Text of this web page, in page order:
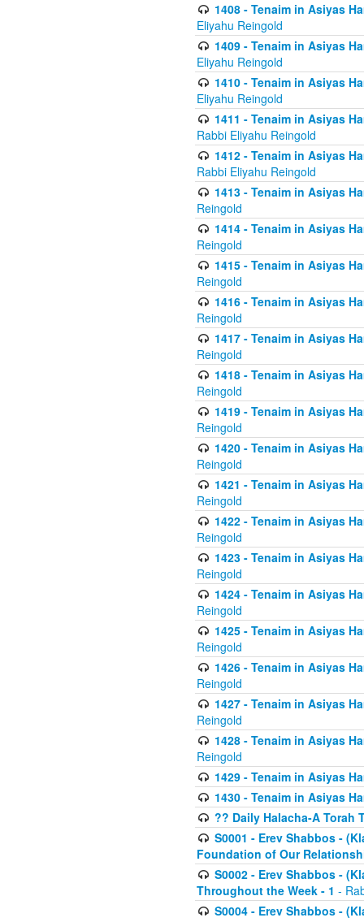
1408 - Tenaim in Asiyas
Eliyahu Reingold
1409 - Tenaim in Asiyas
Eliyahu Reingold
1410 - Tenaim in Asiyas
Eliyahu Reingold
1411 - Tenaim in Asiyas
Rabbi Eliyahu Reingold
1412 - Tenaim in Asiyas
Rabbi Eliyahu Reingold
1413 - Tenaim in Asiyas
Reingold
1414 - Tenaim in Asiyas
Reingold
1415 - Tenaim in Asiyas
Reingold
1416 - Tenaim in Asiyas
Reingold
1417 - Tenaim in Asiyas
Reingold
1418 - Tenaim in Asiyas
Reingold
1419 - Tenaim in Asiyas
Reingold
1420 - Tenaim in Asiyas
Reingold
1421 - Tenaim in Asiyas
Reingold
1422 - Tenaim in Asiyas
Reingold
1423 - Tenaim in Asiyas
Reingold
1424 - Tenaim in Asiyas
Reingold
1425 - Tenaim in Asiyas
Reingold
1426 - Tenaim in Asiyas
Reingold
1427 - Tenaim in Asiyas
Reingold
1428 - Tenaim in Asiyas
Reingold
1429 - Tenaim in Asiyas
1430 - Tenaim in Asiyas
?? Daily Halacha-A Torah
S0001 - Erev Shabbos -
Foundation of Our
S0002 - Erev Shabbos -
Throughout the Week - 1 -
S0004 - Erev Shabbos -